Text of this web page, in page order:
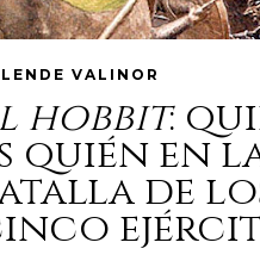
VALINOR
hobbit:
quién en
de